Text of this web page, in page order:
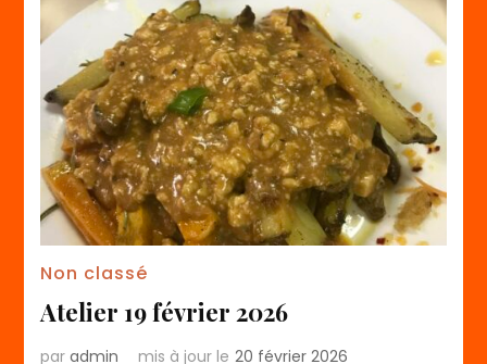
Non classé
Atelier 19 février 2026
paradmin mis à jour le 20 février 2026